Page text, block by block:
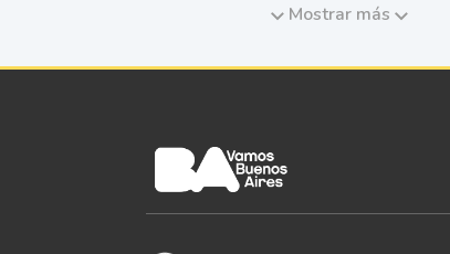
Mostrar más